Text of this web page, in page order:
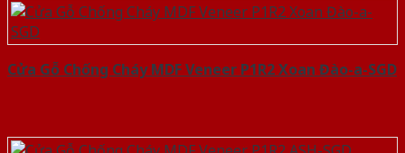
Cửa Gỗ Chống Cháy MDF Veneer P1R2 Xoan Đào-a-SGD